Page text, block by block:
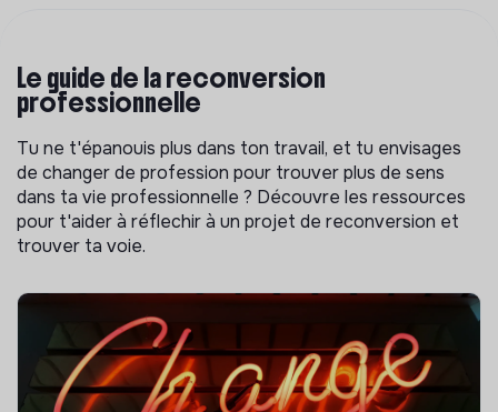
Le guide de la reconversion
professionnelle
Tu ne t'épanouis plus dans ton travail, et tu envisages
de changer de profession pour trouver plus de sens
dans ta vie professionnelle ? Découvre les ressources
pour t'aider à réflechir à un projet de reconversion et
trouver ta voie.